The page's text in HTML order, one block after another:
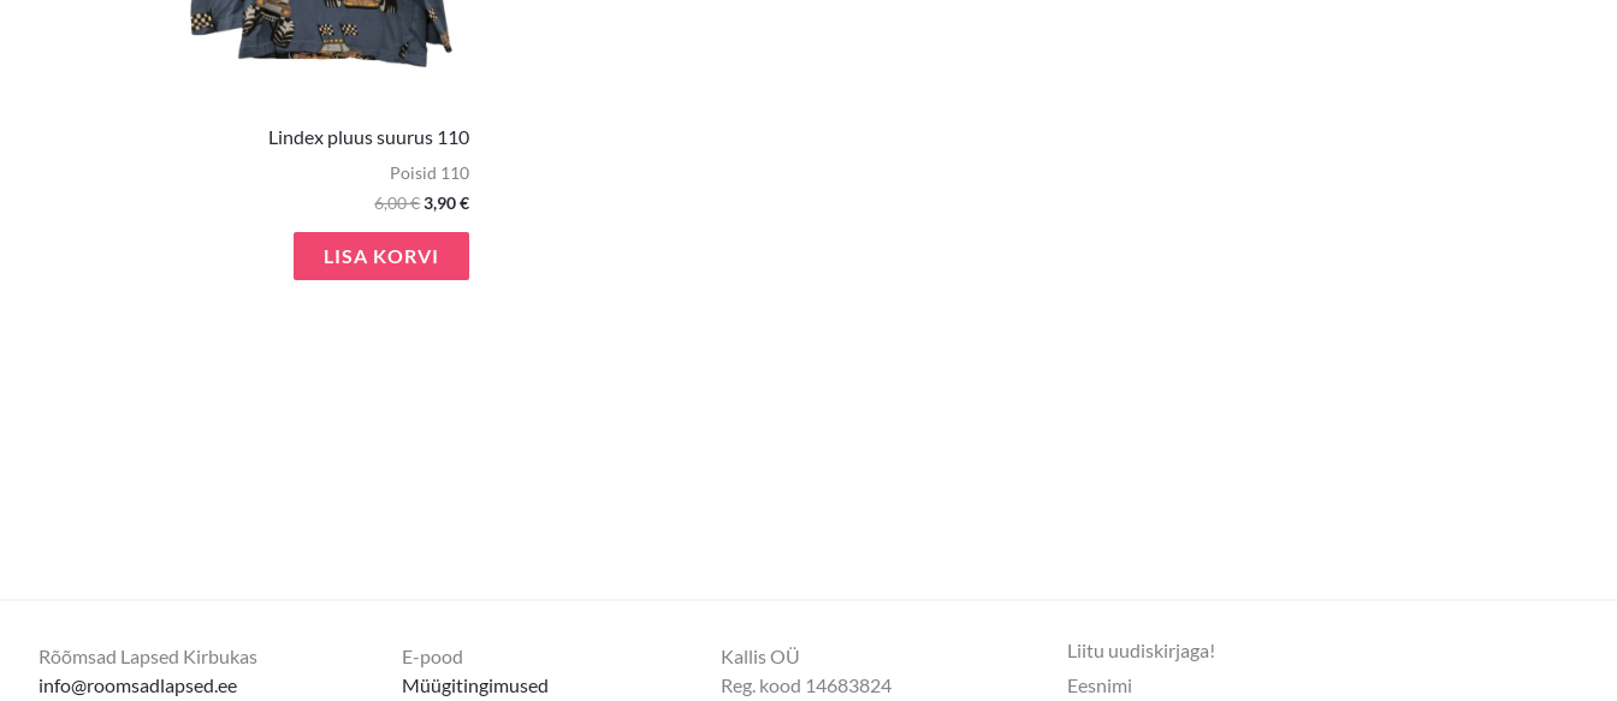
Lindex pluus suurus 110
Poisid 110
6,00€3,90€
LISA KORVI
Rõõmsad Lapsed Kirbukas
info@roomsadlapsed.ee
E-pood
Müügitingimused
Kallis OÜ
Reg. kood 14683824
Liitu uudiskirjaga!
Eesnimi